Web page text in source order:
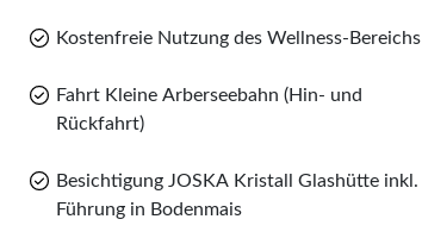
Kostenfreie Nutzung des Wellness-Bereichs
Fahrt Kleine Arberseebahn (Hin- und
Rückfahrt)
Besichtigung JOSKA Kristall Glashütte inkl.
Führung in Bodenmais